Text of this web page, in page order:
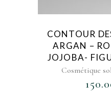
CONTOUR
ARGAN –
JOJOBA-
Cosmétique